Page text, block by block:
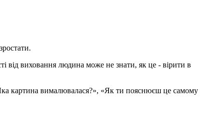
від виховання людина може не знати, як це - вірити в
картина вималювалася?», «Як ти пояснюєш це самому